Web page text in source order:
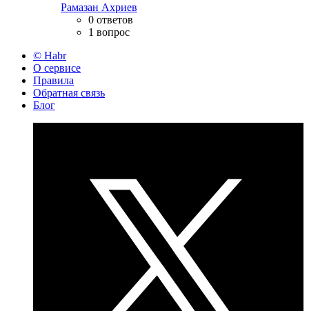
Рамазан Ахриев
0 ответов
1 вопрос
© Habr
О сервисе
Правила
Обратная связь
Блог